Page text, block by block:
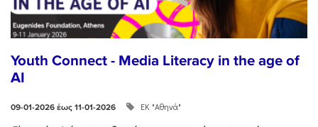
Youth Connect - Media Literacy in the age of
AI
09-01-2026 έως 11-01-2026 ΕΚ "Αθηνά"